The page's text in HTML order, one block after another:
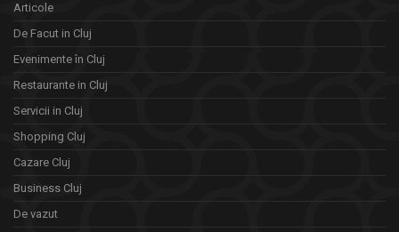
Articole
De Facut in Cluj
Evenimente în Cluj
Restaurante in Cluj
Servicii in Cluj
Shopping Cluj
Cazare Cluj
Business Cluj
De vazut